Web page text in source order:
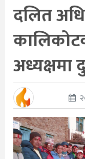
दलित
अध्यक्षमा